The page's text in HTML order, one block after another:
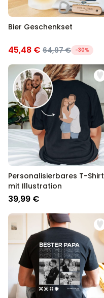
Bier Geschenkset
45,48 € 64,97 € -30%
Personalisierbares T-Shirt
mit Illustration
39,99 €